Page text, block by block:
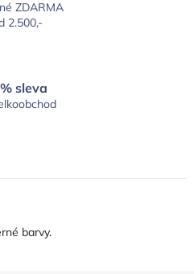
ZDARMA
2.500,-
sleva
barvy.